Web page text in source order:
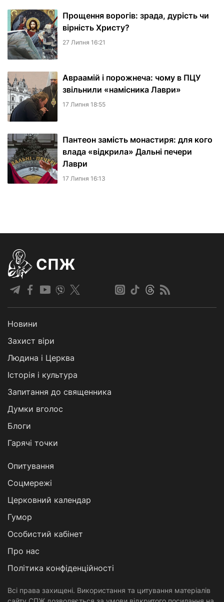
Прощення ворогів: зрада, дурість чи
вірність Христу?
27 Липня 16:21
Авраамій і порожнеча: чому в ПЦУ
звільнили «намісника Лаври»
17 Липня 18:55
Пантеон замість монастиря: для кого
влада «відкрила» Дальні печери
Лаври
17 Липня 16:13
СПЖ
Новини
Захист віри
Людина і Церква
Історія і культура
Запитання до священника
Думки вголос
Блоги
Гарячі точки
Опитування
Соцмережі
Церковний календар
Гумор
Особистий кабінет
Про нас
Політика конфіденційності
Всі права захищені. Використання та цитування матеріалів